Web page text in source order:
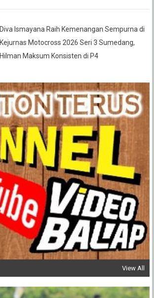
Diva Ismayana Raih Kemenangan Sempurna di
Kejurnas Motocross 2026 Seri 3 Sumedang,
Hilman Maksum Konsisten di P4
View All